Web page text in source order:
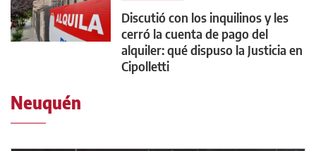
Discutió con los inquilinos y les
cerró la cuenta de pago del
alquiler: qué dispuso la Justicia en
Cipolletti
Neuquén